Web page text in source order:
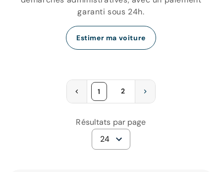
garanti sous 24h.
Estimer ma voiture
1 2
Résultats par page
24